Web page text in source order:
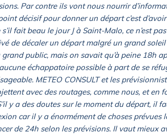
Par contre ils vont nous nourrir
décisif pour donner un départ c’est
fait beau le jour J à Saint-Malo, ce n’est
de décaler un départ malgré un grand
grand public, mais on savait qu’à peine 18h
échappatoire possible à part de se
METEO CONSULT et les
avec des routages, comme nous, et en
y a des doutes sur le moment du départ, il
car il y a énormément de choses prévues
de 24h selon les prévisions. Il vaut mieux